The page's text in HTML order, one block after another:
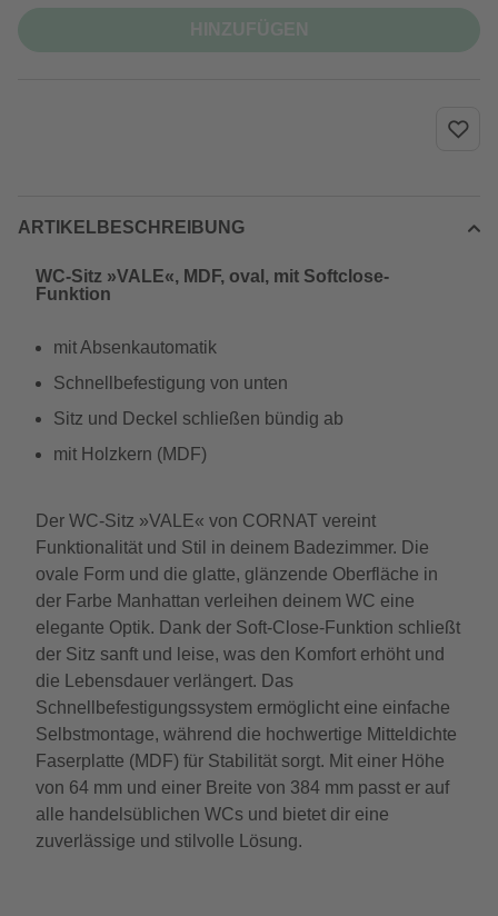
ARTIKELBESCHREIBUNG
WC-Sitz »VALE«, MDF, oval, mit Softclose-
Funktion
mit Absenkautomatik
Schnellbefestigung von unten
Sitz und Deckel schließen bündig ab
mit Holzkern (MDF)
Der WC-Sitz »VALE« von CORNAT vereint
Funktionalität und Stil in deinem Badezimmer. Die
ovale Form und die glatte, glänzende Oberfläche in
der Farbe Manhattan verleihen deinem WC eine
elegante Optik. Dank der Soft-Close-Funktion schließt
der Sitz sanft und leise, was den Komfort erhöht und
die Lebensdauer verlängert. Das
Schnellbefestigungssystem ermöglicht eine einfache
Selbstmontage, während die hochwertige Mitteldichte
Faserplatte (MDF) für Stabilität sorgt. Mit einer Höhe
von 64 mm und einer Breite von 384 mm passt er auf
alle handelsüblichen WCs und bietet dir eine
zuverlässige und stilvolle Lösung.